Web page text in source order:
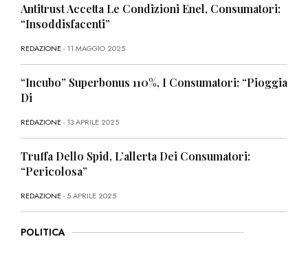
Antitrust Accetta Le Condizioni Enel, Consumatori:
“Insoddisfacenti”
REDAZIONE- 11 MAGGIO 2025
“Incubo” Superbonus 110%, I Consumatori: “Pioggia
Di
REDAZIONE- 13 APRILE 2025
Truffa Dello Spid, L’allerta Dei Consumatori:
“Pericolosa”
REDAZIONE- 5 APRILE 2025
POLITICA